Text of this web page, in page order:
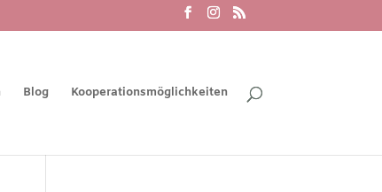
Blog Kooperationsmöglichkeiten